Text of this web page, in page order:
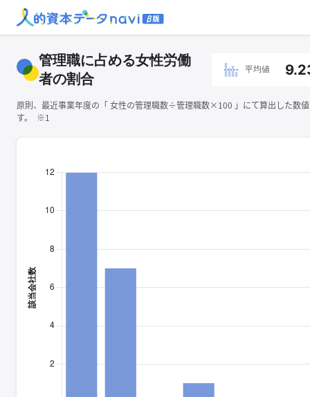
管理職に占める女性労働
者の割合
平均値
原則、最近事業年度の「 ⼥性の管理職数÷管理職数×100 」にて算出した数
す。 ※1